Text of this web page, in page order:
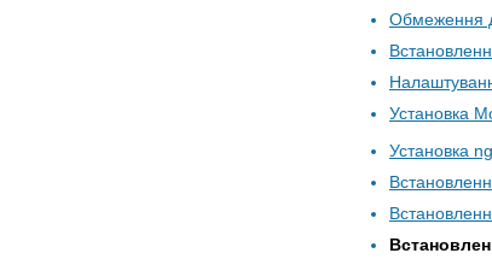
Обмеження
Установка
Установка